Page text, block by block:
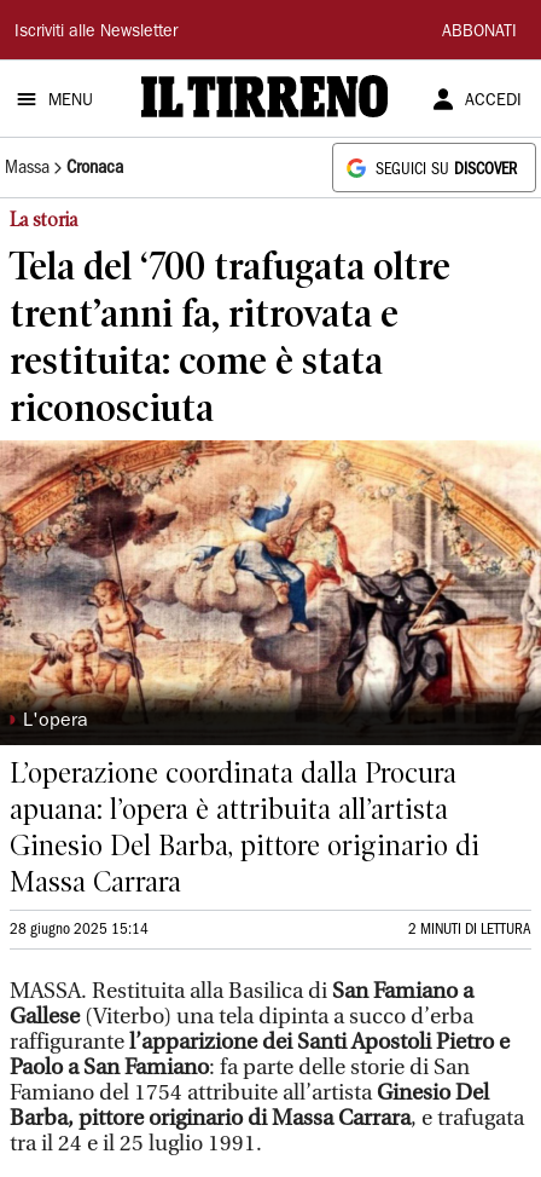
Il
Tirreno
Iscriviti alle Newsletter ABBONATI
MENU ACCEDI
Massa Cronaca SEGUICI SU DISCOVER
La storia
Tela del ‘700 trafugata oltre
trent’anni fa, ritrovata e
restituita: come è stata
riconosciuta
◗ L'opera
L’operazione coordinata dalla Procura
apuana: l’opera è attribuita all’artista
Ginesio Del Barba, pittore originario di
Massa Carrara
28 giugno 2025 15:14 2 MINUTI DI LETTURA
MASSA. Restituita alla Basilica di San Famiano a
Gallese(Viterbo) una tela dipinta a succo d’erba
raffigurantel’apparizione dei Santi Apostoli Pietro e
Paolo a San Famiano: fa parte delle storie di San
Famiano del 1754 attribuite all’artistaGinesio Del
Barba, pittore originario di Massa Carrara, e trafugata
tra il 24 e il 25 luglio 1991.